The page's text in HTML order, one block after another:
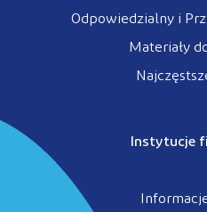
Odpowiedzialny i
Materiały
Instytucje